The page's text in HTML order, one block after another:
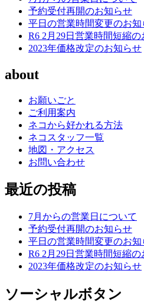
予約受付再開のお知らせ
平日の営業時間変更のお知
R6 2月29日営業時間短縮
2023年価格改定のお知らせ
about
お願いごと
ご利用案内
ネコから好かれる方法
ネコスタッフ一覧
地図・アクセス
お問い合わせ
最近の投稿
7月からの営業日について
予約受付再開のお知らせ
平日の営業時間変更のお知
R6 2月29日営業時間短縮
2023年価格改定のお知らせ
ソーシャルボタン